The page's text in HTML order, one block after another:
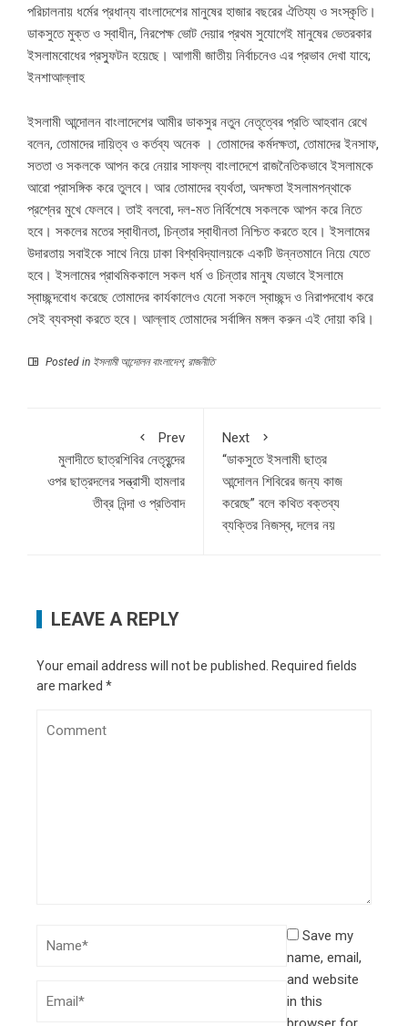
পরিচালনায় ধর্মের প্রধান্য বাংলাদেশের মানুষের হাজার বছরের ঐতিয্য ও সংস্কৃতি।
ডাকসুতে মুক্ত ও স্বাধীন, নিরপেক্ষ ভোট দেয়ার প্রথম সুযোগেই মানুষের ভেতরকার
ইসলামবোধের প্রস্ফুটন হয়েছে। আগামী জাতীয় নির্বাচনেও এর প্রভাব দেখা যাবে;
ইনশাআল্লাহ
ইসলামী আন্দোলন বাংলাদেশের আমীর ডাকসুর নতুন নেতৃত্বের প্রতি আহবান রেখে
বলেন, তোমাদের দায়িত্ব ও কর্তব্য অনেক । তোমাদের কর্মদক্ষতা, তোমাদের ইনসাফ,
সততা ও সকলকে আপন করে নেয়ার সাফল্য বাংলাদেশে রাজনৈতিকভাবে ইসলামকে
আরো প্রাসঙ্গিক করে তুলবে। আর তোমাদের ব্যর্থতা, অদক্ষতা ইসলামপন্থাকে
প্রশ্নের মুখে ফেলবে। তাই বলবো, দল-মত নির্বিশেষে সকলকে আপন করে নিতে
হবে। সকলের মতের স্বাধীনতা, চিন্তার স্বাধীনতা নিশ্চিত করতে হবে। ইসলামের
উদারতায় সবাইকে সাথে নিয়ে ঢাকা বিশ্ববিদ্যালয়কে একটি উন্নতমানে নিয়ে যেতে
হবে। ইসলামের প্রাথমিককালে সকল ধর্ম ও চিন্তার মানুষ যেভাবে ইসলামে
স্বাচ্ছন্দবোধ করেছে তোমাদের কার্যকালেও যেনো সকলে স্বাচ্ছন্দ ও নিরাপদবোধ করে
সেই ব্যবস্থা করতে হবে। আল্লাহ তোমাদের সর্বাঙ্গিন মঙ্গল করুন এই দোয়া করি।
Posted in ইসলামী আন্দোলন বাংলাদেশ, রাজনীতি
Prev
মুলাদীতে ছাত্রশিবির নেতৃবৃন্দের
ওপর ছাত্রদলের সন্ত্রাসী হামলার
তীব্র নিন্দা ও প্রতিবাদ
Next
“ডাকসুতে ইসলামী ছাত্র
আন্দোলন শিবিরের জন্য কাজ
করেছে” বলে কথিত বক্তব্য
ব্যক্তির নিজস্ব, দলের নয়
LEAVE A REPLY
Your email address will not be published. Required fields
are marked *
Save my
name, email,
and website
in this